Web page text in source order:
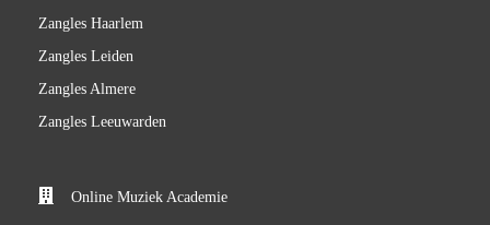
Zangles Haarlem
Zangles Leiden
Zangles Almere
Zangles Leeuwarden
Online Muziek Academie